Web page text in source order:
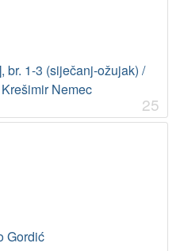
br. 1-3 (siječanj-ožujak) /
Nemec
25
Gordić